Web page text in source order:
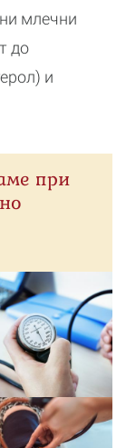
млечни
до
и
при